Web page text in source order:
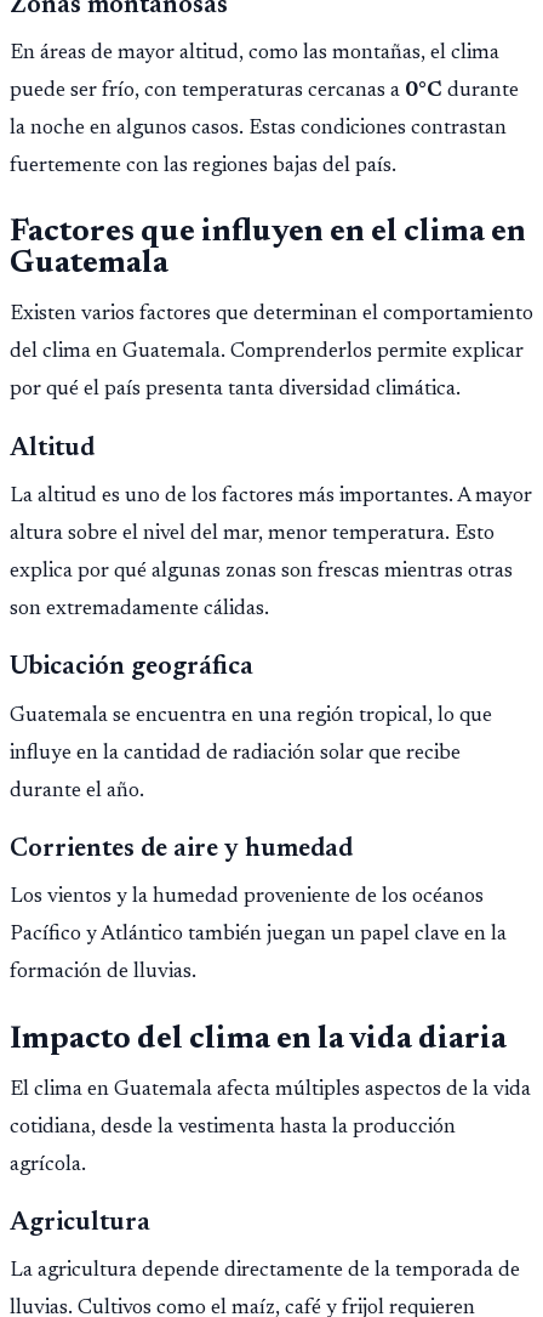
Zonas montañosas
En áreas de mayor altitud, como las montañas, el clima
puede ser frío, con temperaturas cercanas a 0°C durante
la noche en algunos casos. Estas condiciones contrastan
fuertemente con las regiones bajas del país.
Factores que influyen en el clima en
Guatemala
Existen varios factores que determinan el comportamiento
del clima en Guatemala. Comprenderlos permite explicar
por qué el país presenta tanta diversidad climática.
Altitud
La altitud es uno de los factores más importantes. A mayor
altura sobre el nivel del mar, menor temperatura. Esto
explica por qué algunas zonas son frescas mientras otras
son extremadamente cálidas.
Ubicación geográfica
Guatemala se encuentra en una región tropical, lo que
influye en la cantidad de radiación solar que recibe
durante el año.
Corrientes de aire y humedad
Los vientos y la humedad proveniente de los océanos
Pacífico y Atlántico también juegan un papel clave en la
formación de lluvias.
Impacto del clima en la vida diaria
El clima en Guatemala afecta múltiples aspectos de la vida
cotidiana, desde la vestimenta hasta la producción
agrícola.
Agricultura
La agricultura depende directamente de la temporada de
lluvias. Cultivos como el maíz, café y frijol requieren